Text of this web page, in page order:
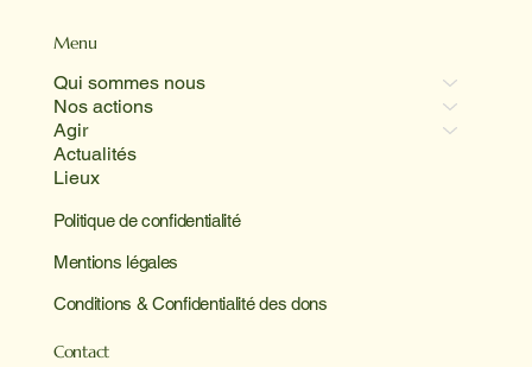
Menu
Qui sommes nous
Nos actions
Agir
Actualités
Lieux
Politique de confidentialité
Mentions légales
Conditions & Confidentialité des dons
Contact